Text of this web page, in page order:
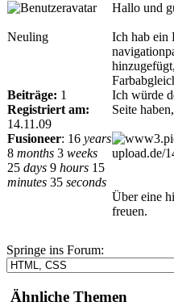
Neuling
Beiträge: 1
Registriert am:
14.11.09
Fusioneer: 16 years
8 months 3 weeks
25 days 9 hours 15
minutes 35 seconds
Hallo und
Ich hab ein
Ich würde
Seite
Über eine
freuen.
Springe ins Forum:
Ähnliche Themen